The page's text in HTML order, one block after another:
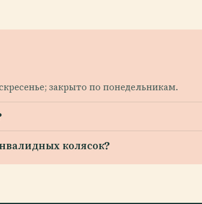
закрыто по понедельникам.
колясок?